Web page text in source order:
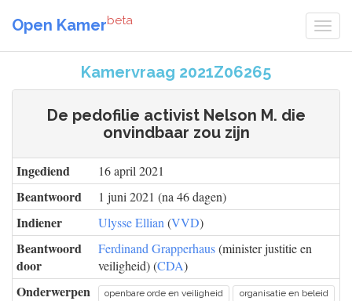
Open Kamerbeta
Kamervraag 2021Z06265
De pedofilie activist Nelson M. die
onvindbaar zou zijn
Ingediend 16 april 2021
Beantwoord 1 juni 2021 (na 46 dagen)
Indiener Ulysse Ellian (VVD)
Beantwoord
door
Ferdinand Grapperhaus(minister justitie en
veiligheid) (CDA)
Onderwerpen openbare orde en veiligheid organisatie en beleid